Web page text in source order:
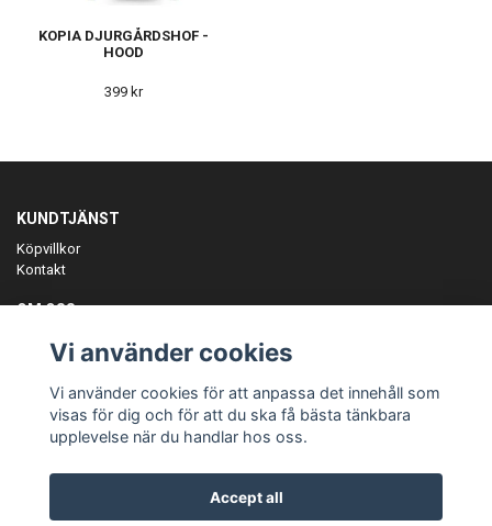
KOPIA DJURGÅRDSHOF -
HOOD
399 kr
KUNDTJÄNST
Köpvillkor
Kontakt
OM OSS
ANMÄL DIG TILL VÅRT NYHETSBREV
Prenumerera
Vi använder cookies
Vi använder cookies för att anpassa det innehåll som
visas för dig och för att du ska få bästa tänkbara
upplevelse när du handlar hos oss.
Accept all